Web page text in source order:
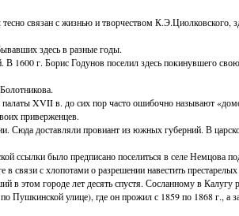
связан с жизнью и творчеством К.Э.Циолковского,
здесь в разные годы.
1600 г. Борис Годунов поселил здесь покинувшего
палаты XVII в. до сих пор часто ошибочно называют
приверженцев.
Сюда доставляли провиант из южных губерний. В
было предписано поселиться в селе Немцова
с хлопотами о разрешении навестить
этом городе лет десять спустя. Сосланному в Калугу
улице), где он прожил с 1859 по 1868 г., а